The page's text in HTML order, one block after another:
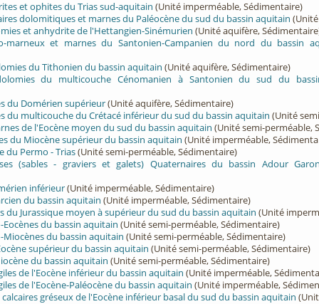
et ophites du Trias sud-aquitain (Unité imperméable, Sédimentaire)
dolomitiques et marnes du Paléocène du sud du bassin aquitain
et anhydrite de l'Hettangien-Sinémurien (Unité aquifère,
marneux et marnes du Santonien-Campanien du nord du bassin
du Tithonien du bassin aquitain (Unité aquifère, Sédimentaire)
du multicouche Cénomanien à Santonien du sud du
du Domérien supérieur(Unité aquifère, Sédimentaire)
du multicouche du Crétacé inférieur du sud du bassin aquitain (Unité
de l'Eocène moyen du sud du bassin aquitain (Unité semi-perméable,
du Miocène supérieur du bassin aquitain (Unité imperméable,
du Permo - Trias(Unité semi-perméable, Sédimentaire)
(sables - graviers et galets) Quaternaires du bassin Adour
inférieur(Unité imperméable, Sédimentaire)
du bassin aquitain (Unité imperméable, Sédimentaire)
du Jurassique moyen à supérieur du sud du bassin aquitain (Unité
Eocènes du bassin aquitain (Unité semi-perméable, Sédimentaire)
Miocènes du bassin aquitain (Unité semi-perméable, Sédimentaire)
supérieur du bassin aquitain (Unité semi-perméable, Sédimentaire)
du bassin aquitain (Unité semi-perméable, Sédimentaire)
de l'Eocène inférieur du bassin aquitain (Unité imperméable,
de l'Eocène-Paléocène du bassin aquitain (Unité imperméable,
calcaires gréseux de l'Eocène inférieur basal du sud du bassin aquitain